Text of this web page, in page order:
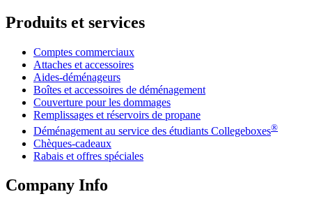
Produits et services
Comptes commerciaux
Attaches et accessoires
Aides-déménageurs
Boîtes et accessoires de déménagement
Couverture pour les dommages
Remplissages et réservoirs de propane
Déménagement au service des étudiants Collegeboxes®
Chèques-cadeaux
Rabais et offres spéciales
Company Info